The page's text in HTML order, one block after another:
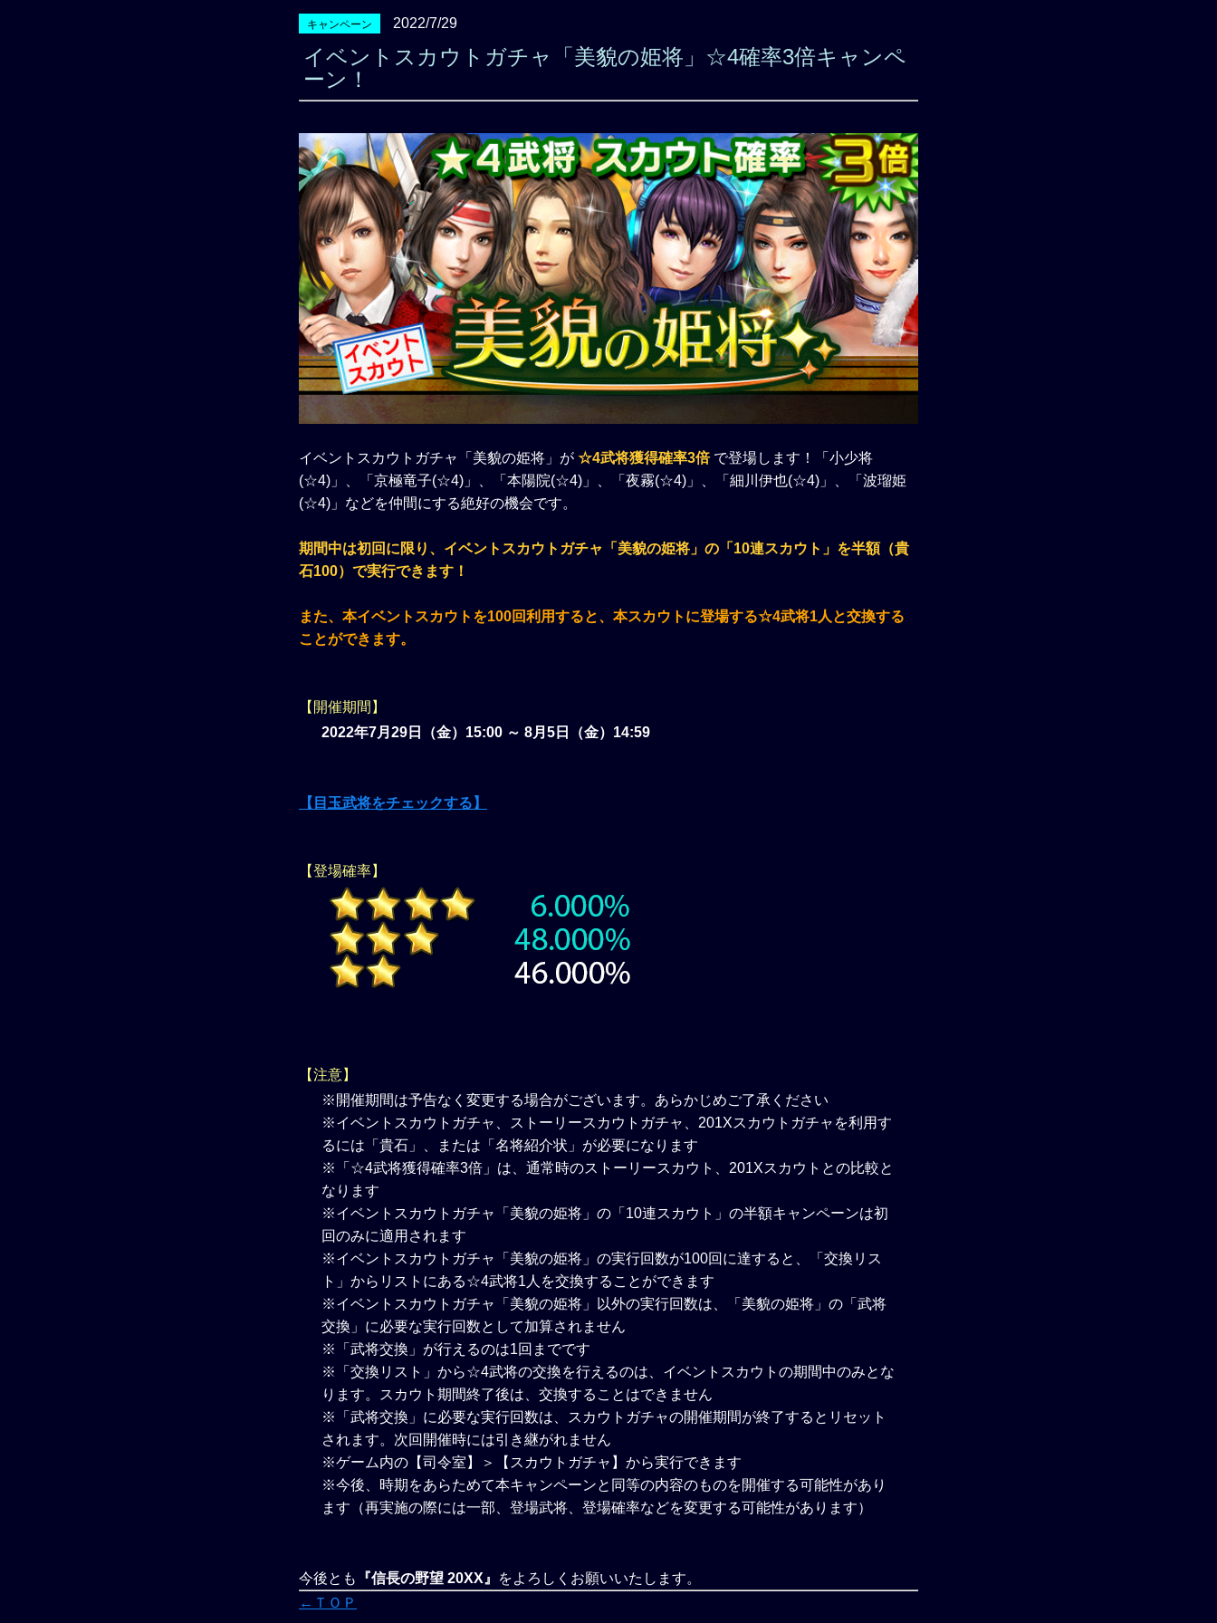
キャンペーン 2022/7/29
イベントスカウトガチャ「美貌の姫将」☆4確率3倍キャンペ
ーン！
イベントスカウトガチャ「美貌の姫将」が ☆4武将獲得確率3倍 で登場します！「小少将
(☆4)」、「京極竜子(☆4)」、「本陽院(☆4)」、「夜霧(☆4)」、「細川伊也(☆4)」、「波瑠姫
(☆4)」などを仲間にする絶好の機会です。
期間中は初回に限り、イベントスカウトガチャ「美貌の姫将」の「10連スカウト」を半額（貴
石100）で実行できます！
また、本イベントスカウトを100回利用すると、本スカウトに登場する☆4武将1人と交換する
ことができます。
【開催期間】
2022年7月29日（金）15:00 ～ 8月5日（金）14:59
【目玉武将をチェックする】
【登場確率】
【注意】
※開催期間は予告なく変更する場合がございます。あらかじめご了承ください
※イベントスカウトガチャ、ストーリースカウトガチャ、201Xスカウトガチャを利用す
るには「貴石」、または「名将紹介状」が必要になります
※「☆4武将獲得確率3倍」は、通常時のストーリースカウト、201Xスカウトとの比較と
なります
※イベントスカウトガチャ「美貌の姫将」の「10連スカウト」の半額キャンペーンは初
回のみに適用されます
※イベントスカウトガチャ「美貌の姫将」の実行回数が100回に達すると、「交換リス
ト」からリストにある☆4武将1人を交換することができます
※イベントスカウトガチャ「美貌の姫将」以外の実行回数は、「美貌の姫将」の「武将
交換」に必要な実行回数として加算されません
※「武将交換」が行えるのは1回までです
※「交換リスト」から☆4武将の交換を行えるのは、イベントスカウトの期間中のみとな
ります。スカウト期間終了後は、交換することはできません
※「武将交換」に必要な実行回数は、スカウトガチャの開催期間が終了するとリセット
されます。次回開催時には引き継がれません
※ゲーム内の【司令室】＞【スカウトガチャ】から実行できます
※今後、時期をあらためて本キャンペーンと同等の内容のものを開催する可能性があり
ます（再実施の際には一部、登場武将、登場確率などを変更する可能性があります）
今後とも 『信長の野望 20XX』
をよろしくお願いいたします。
←ＴＯＰ